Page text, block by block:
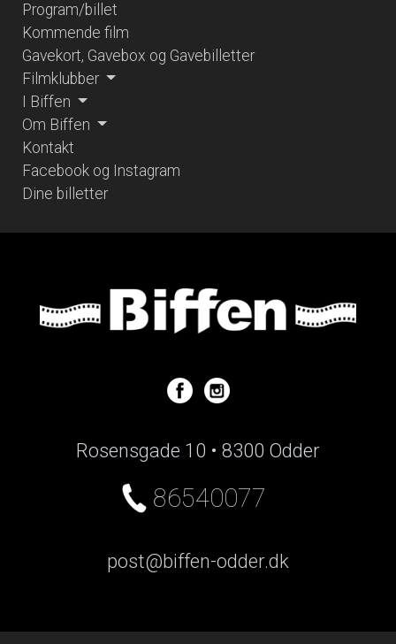
Program/billet
Kommende film
Gavekort, Gavebox og Gavebilletter
Filmklubber
I Biffen
Om Biffen
Kontakt
Facebook og Instagram
Dine billetter
Rosensgade 10 • 8300 Odder
86540077
post@biffen-odder.dk